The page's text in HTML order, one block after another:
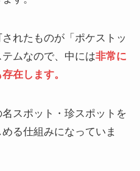
れたものが「ポケストッ
ムなので、中には非常に
在します。
スポット・珍スポットを
る仕組みになっていま